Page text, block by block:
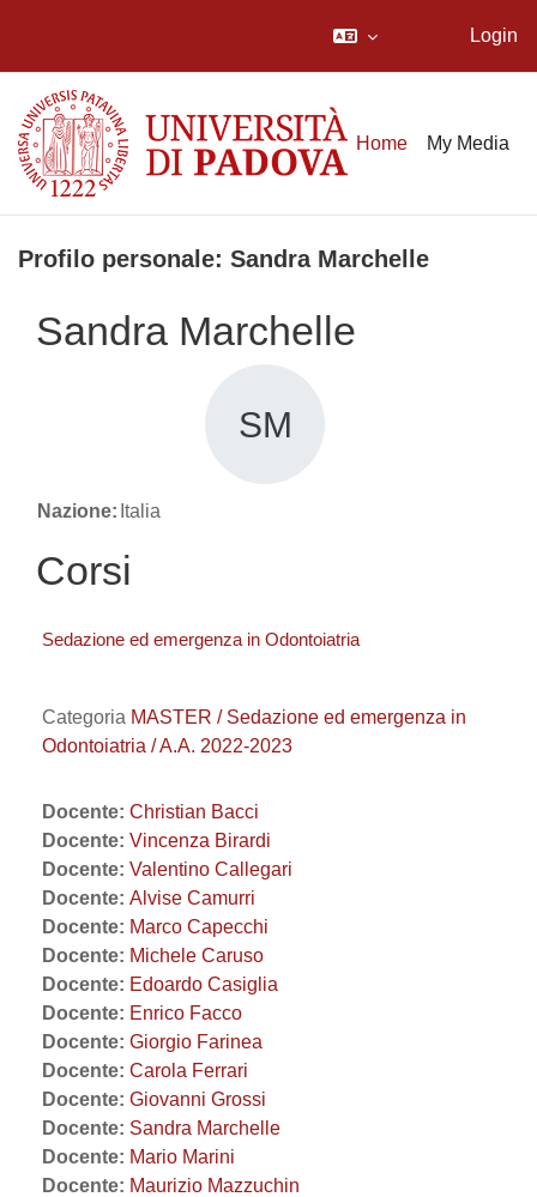
Login
Home My Media
Profilo personale: Sandra Marchelle
Sandra Marchelle
SM
Nazione: Italia
Corsi
Sedazione ed emergenza in Odontoiatria
Categoria MASTER / Sedazione ed emergenza in
Odontoiatria / A.A. 2022-2023
Docente: Christian Bacci
Docente: Vincenza Birardi
Docente: Valentino Callegari
Docente: Alvise Camurri
Docente: Marco Capecchi
Docente: Michele Caruso
Docente: Edoardo Casiglia
Docente: Enrico Facco
Docente: Giorgio Farinea
Docente: Carola Ferrari
Docente: Giovanni Grossi
Docente: Sandra Marchelle
Docente: Mario Marini
Docente: Maurizio Mazzuchin